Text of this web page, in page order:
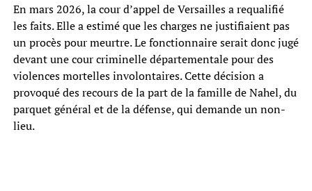
En mars 2026, la cour d’appel de Versailles a requalifié
les faits. Elle a estimé que les charges ne justifiaient pas
un procès pour meurtre. Le fonctionnaire serait donc jugé
devant une cour criminelle départementale pour des
violences mortelles involontaires. Cette décision a
provoqué des recours de la part de la famille de Nahel, du
parquet général et de la défense, qui demande un non-
lieu.